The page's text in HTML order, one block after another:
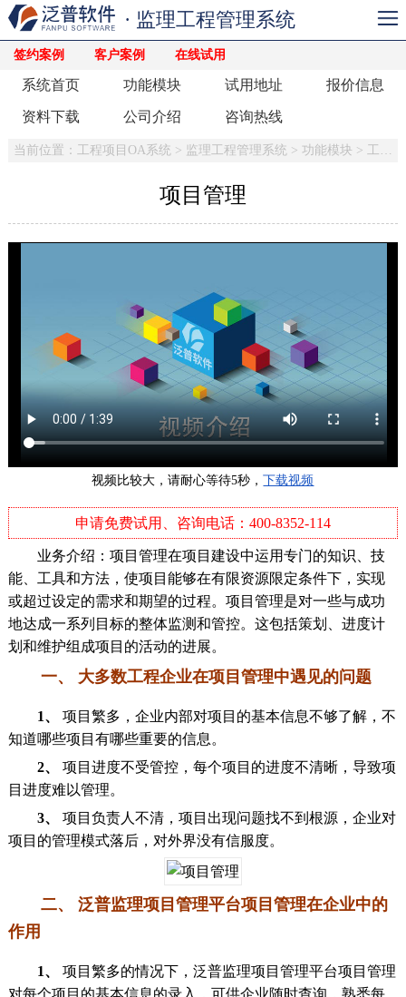
签约案例 客户案例 在线试用
· 监理工程管理系统
系统首页 功能模块 试用地址 报价信息
资料下载 公司介绍 咨询热线
台账）
当前位置： 工程项目OA系统 > 监理工程管理系统 > 功能模块 >
项目管理
视频比较大，请耐心等待5秒，下载视频
申请免费试用、咨询电话：400-8352-114
业务介绍：项目管理在项目建设中运用专门的知识、技
能、工具和方法，使项目能够在有限资源限定条件下，实现
或超过设定的需求和期望的过程。项目管理是对一些与成功
地达成一系列目标的整体监测和管控。这包括策划、进度计
划和维护组成项目的活动的进展。
一、 大多数工程企业在项目管理中遇见的问题
1、
项目繁多，企业内部对项目的基本信息不够了解，不
知道哪些项目有哪些重要的信息。
2、 项目进度不受管控，每个项目的进度不清晰，导致项
目进度难以管理。
3、
项目负责人不清，项目出现问题找不到根源，企业对
项目的管理模式落后，对外界没有信服度。
二、 泛普监理项目管理平台项目管理在企业中的
作用
1、
项目繁多的情况下，泛普监理项目管理平台项目管理
对每个项目的基本信息的录入，可供企业随时查询，熟悉每